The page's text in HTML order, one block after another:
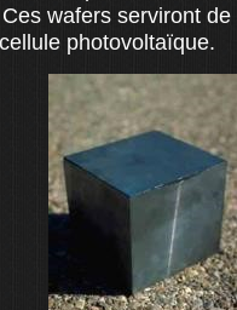
wafers serviront
photovoltaïque.